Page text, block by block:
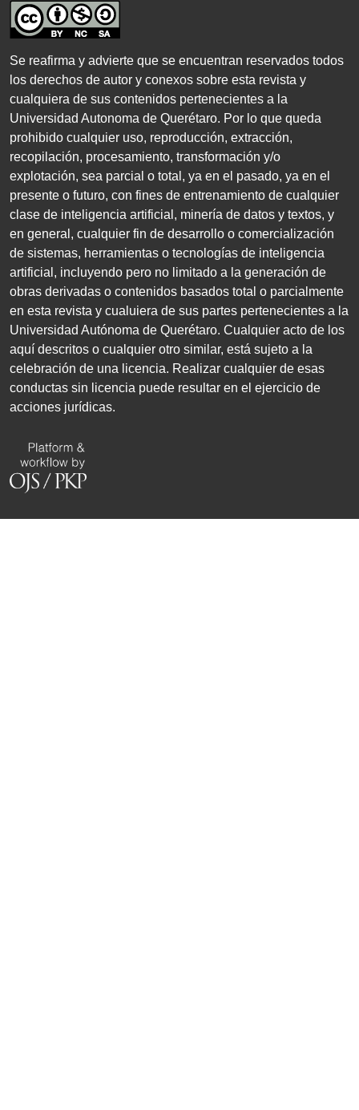
Se reafirma y advierte que se encuentran reservados todos
los derechos de autor y conexos sobre esta revista y
cualquiera de sus contenidos pertenecientes a la
Universidad Autonoma de Querétaro. Por lo que queda
prohibido cualquier uso, reproducción, extracción,
recopilación, procesamiento, transformación y/o
explotación, sea parcial o total, ya en el pasado, ya en el
presente o futuro, con fines de entrenamiento de cualquier
clase de inteligencia artificial, minería de datos y textos, y
en general, cualquier fin de desarrollo o comercialización
de sistemas, herramientas o tecnologías de inteligencia
artificial, incluyendo pero no limitado a la generación de
obras derivadas o contenidos basados total o parcialmente
en esta revista y cualuiera de sus partes pertenecientes a la
Universidad Autónoma de Querétaro. Cualquier acto de los
aquí descritos o cualquier otro similar, está sujeto a la
celebración de una licencia. Realizar cualquier de esas
conductas sin licencia puede resultar en el ejercicio de
acciones jurídicas.